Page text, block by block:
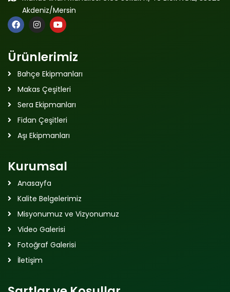
Akdeniz/Mersin
Ürünlerimiz
Bahçe Ekipmanları
Makas Çeşitleri
Sera Ekipmanları
Fidan Çeşitleri
Aşı Ekipmanları
Kurumsal
Anasayfa
Kalite Belgelerimiz
Misyonumuz ve Vizyonumuz
Video Galerisi
Fotoğraf Galerisi
İletişim